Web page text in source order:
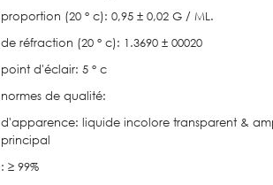
proportion (20 ° c): 0,95 ± 0,02 G / ML.
de réfraction (20 ° c): 1.3690 ± 00020
point d'éclair: 5 ° c
normes de qualité:
d'apparence: liquide incolore transparent &
principal
: ≥ 99%